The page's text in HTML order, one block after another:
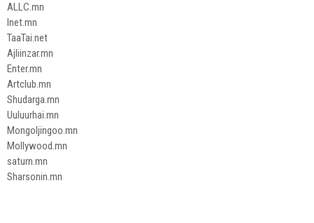
ALLC.mn
Inet.mn
TaaTai.net
Ajliinzar.mn
Enter.mn
Artclub.mn
Shudarga.mn
Uuluurhai.mn
Mongoljingoo.mn
Mollywood.mn
saturn.mn
Sharsonin.mn